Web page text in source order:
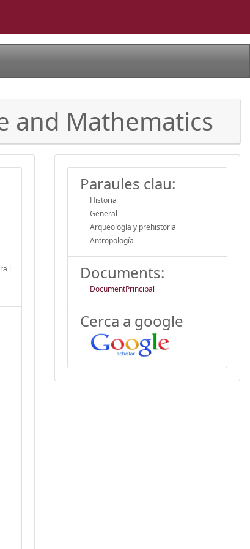
and Mathematics
i
Paraules clau:
Historia
General
Arqueología y prehistoria
Antropología
Documents:
DocumentPrincipal
Cerca a google